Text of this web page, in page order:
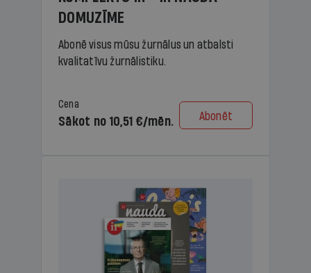
DOMUZĪME
Abonē visus mūsu žurnālus un atbalsti
kvalitatīvu žurnālistiku.
Cena
Sākot no 10,51 €/mēn. Abonēt